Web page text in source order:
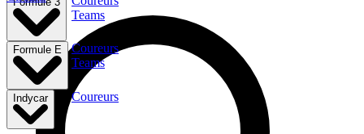
Teams
Formule E
Coureurs
Teams
Indycar Coureurs